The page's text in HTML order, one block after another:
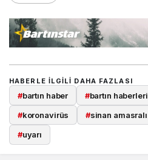
HABERLE ILGILI DAHA FAZLASI
#bartın haber #bartın haberleri
#koronavirüs #sinan amasralı
#uyarı